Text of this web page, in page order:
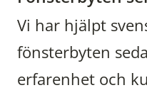
Vi har hjälpt
fönsterbyten
erfarenhet och